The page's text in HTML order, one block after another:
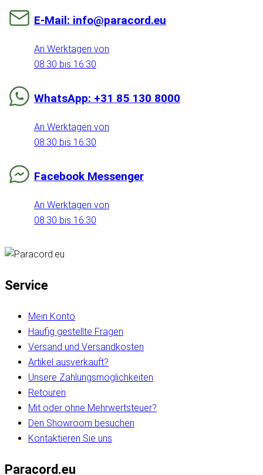
E-Mail: info@paracord.eu
An Werktagen von
08:30 bis 16:30
WhatsApp: +31 85 130 8000
An Werktagen von
08:30 bis 16:30
Facebook Messenger
An Werktagen von
08:30 bis 16:30
Service
Mein Konto
Häufig gestellte Fragen
Versand und Versandkosten
Artikel ausverkauft?
Unsere Zahlungsmöglichkeiten
Retouren
Mit oder ohne Mehrwertsteuer?
Den Showroom besuchen
Kontaktieren Sie uns
Paracord.eu